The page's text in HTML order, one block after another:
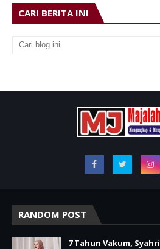
CARI BERITA INI
RANDOM POST
7 Tahun Vakum,